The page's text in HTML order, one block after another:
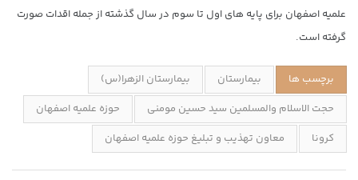
علمیه اصفهان برای پایه های اول تا سوم در سال گذشته از جمله اقدات صورت
گرفته است.
برچسب ها بیمارستان
بیمارستان الزهرا(س)
حجت الاسلام والمسلمین سید حسین مومنی
حوزه علمیه اصفهان
کرونا
معاون تهذیب و تبلیغ حوزه علمیه اصفهان